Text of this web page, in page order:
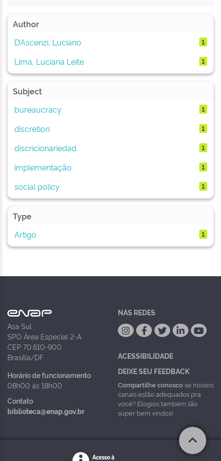
Author
D’Ascenzi, Luciano
1
Lima, Luciana Leite 1
Subject
bureaucracy
1
discretion 1
discricionariedad 1
implementação 1
social policy 1
Type
Artigo
1
Asa Sul
SPO Área Especial 2-A
CEP 70.610-900
Brasília/DF
Horário de funcionamento
08h00 às 18h00
Contato
biblioteca@enap.gov.br
NAS REDES
ACESSIBILIDADE
DEIXE SEU FEEDBACK
Compartilhe conoscose nossos
canais estão adequados pra
você? Elogios também são
super bem vindos!